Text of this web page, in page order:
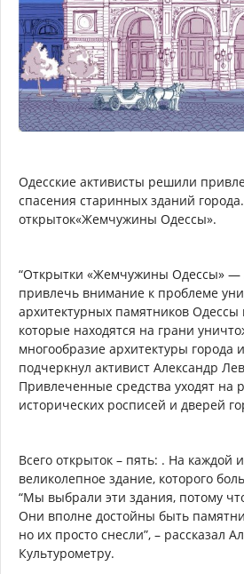
Одесские активисты решили
спасения старинных зданий
открыток«Жемчужины Одессы».
“Открытки «Жемчужины Одессы» —
привлечь внимание к проблеме
архитектурных памятников Одессы
которые находятся на грани
многообразие архитектуры города
подчеркнул активист Александр
Привлеченные средства уходят на
исторических росписей и дверей
Всего открыток – пять: . На каждой
великолепное здание, которого
“Мы выбрали эти здания, потому
Они вполне достойны быть
но их просто снесли”, – рассказал
Культурометру.